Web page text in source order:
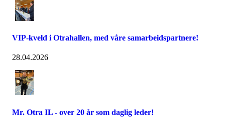
VIP-kveld i Otrahallen, med våre samarbeidspartnere!
28.04.2026
Mr. Otra IL - over 20 år som daglig leder!